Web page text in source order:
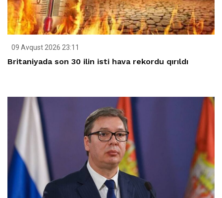
09 Avqust 2026 23:11
Britaniyada son 30 ilin isti hava rekordu qırıldı